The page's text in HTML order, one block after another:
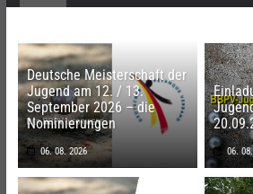
Deutsche Meisterschaft der
Jugend am 12. / 13.
September 2026 – die
Nominierungen
06. 08. 2026 06.